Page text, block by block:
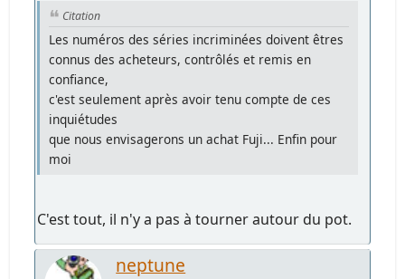
Citation
Les numéros des séries incriminées doivent êtres
connus des acheteurs, contrôlés et remis en
confiance,
c'est seulement après avoir tenu compte de ces
inquiétudes
que nous envisagerons un achat Fuji... Enfin pour
moi
C'est tout, il n'y a pas à tourner autour du pot.
neptune